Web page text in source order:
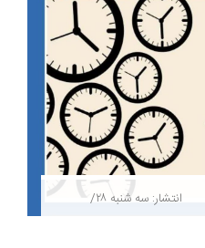
انتشار: سه شنبه ۲۸/